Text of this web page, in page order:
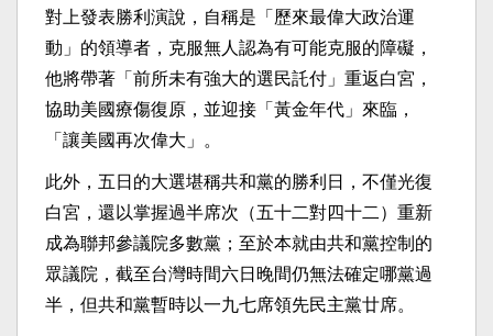
對上發表勝利演說，自稱是「歷來最偉大政治運
動」的領導者，克服無人認為有可能克服的障礙，
他將帶著「前所未有強大的選民託付」重返白宮，
協助美國療傷復原，並迎接「黃金年代」來臨，
「讓美國再次偉大」。
此外，五日的大選堪稱共和黨的勝利日，不僅光復
白宮，還以掌握過半席次（五十二對四十二）重新
成為聯邦參議院多數黨；至於本就由共和黨控制的
眾議院，截至台灣時間六日晚間仍無法確定哪黨過
半，但共和黨暫時以一九七席領先民主黨廿席。